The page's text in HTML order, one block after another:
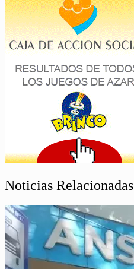
Noticias Relacionadas